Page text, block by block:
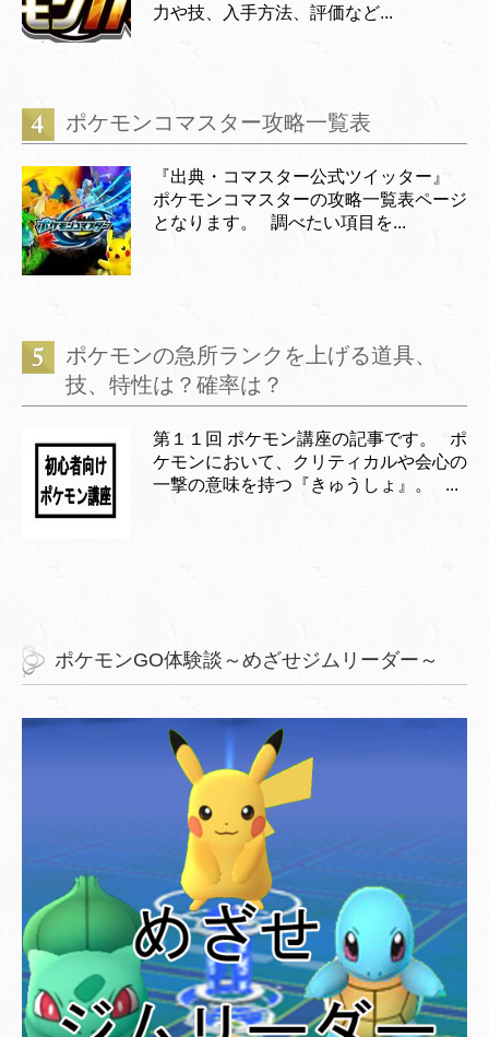
力や技、入手方法、評価など...
ポケモンコマスター攻略一覧表
『出典・コマスター公式ツイッター』
ポケモンコマスターの攻略一覧表ページ
となります。 調べたい項目を...
ポケモンの急所ランクを上げる道具、
技、特性は？確率は？
第１１回 ポケモン講座の記事です。 ポ
ケモンにおいて、クリティカルや会心の
一撃の意味を持つ『きゅうしょ』。 ...
ポケモンGO体験談～めざせジムリーダー～